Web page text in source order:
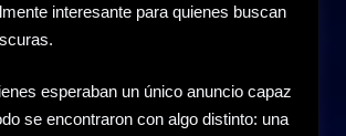
interesante para quienes buscan
esperaban un único anuncio capaz
se encontraron con algo distinto: una